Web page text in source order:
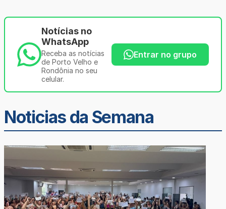
Notícias no
WhatsApp
Receba as notícias
de Porto Velho e
Rondônia no seu
celular.
Entrar no grupo
Noticias da Semana